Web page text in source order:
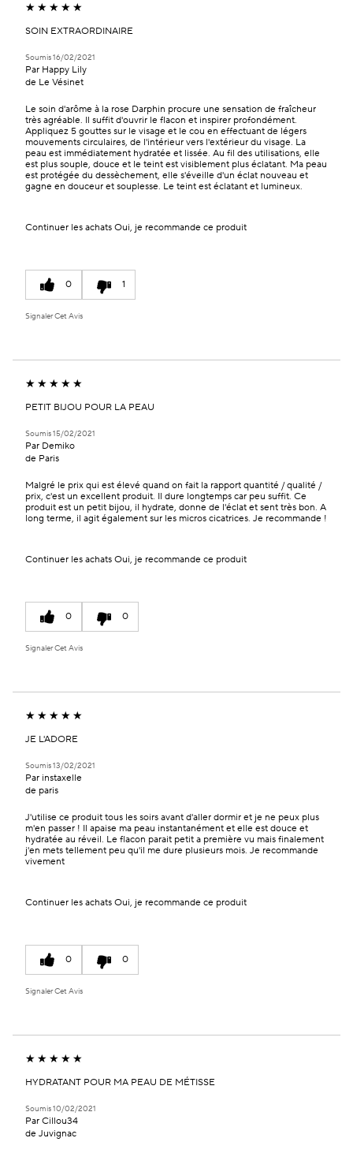
SOIN EXTRAORDINAIRE
Soumis16/02/2021
Par Happy Lily
de Le Vésinet
Le soin d'arôme à la rose Darphin procure une sensation de fraîcheur
très agréable. Il suffit d'ouvrir le flacon et inspirer profondément.
Appliquez 5 gouttes sur le visage et le cou en effectuant de légers
mouvements circulaires, de l'intérieur vers l'extérieur du visage. La
peau est immédiatement hydratée et lissée. Au fil des utilisations, elle
est plus souple, douce et le teint est visiblement plus éclatant. Ma peau
est protégée du dessèchement, elle s'éveille d'un éclat nouveau et
gagne en douceur et souplesse. Le teint est éclatant et lumineux.
Continuer les achats Oui, je recommande ce produit
0 1
Signaler Cet Avis
PETIT BIJOU POUR LA PEAU
Soumis15/02/2021
Par Demiko
de Paris
Malgré le prix qui est élevé quand on fait la rapport quantité / qualité /
prix, c'est un excellent produit. Il dure longtemps car peu suffit. Ce
produit est un petit bijou, il hydrate, donne de l'éclat et sent très bon. A
long terme, il agit également sur les micros cicatrices. Je recommande !
Continuer les achats Oui, je recommande ce produit
0 0
Signaler Cet Avis
JE L'ADORE
Soumis13/02/2021
Par instaxelle
de paris
J'utilise ce produit tous les soirs avant d'aller dormir et je ne peux plus
m'en passer ! Il apaise ma peau instantanément et elle est douce et
hydratée au réveil. Le flacon parait petit a première vu mais finalement
j'en mets tellement peu qu'il me dure plusieurs mois. Je recommande
vivement
Continuer les achats Oui, je recommande ce produit
0 0
Signaler Cet Avis
HYDRATANT POUR MA PEAU DE MÉTISSE
Soumis10/02/2021
Par Cillou34
de Juvignac